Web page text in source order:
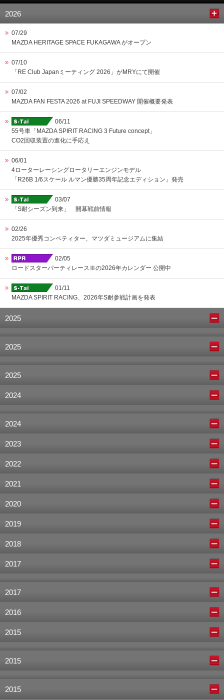
2026
07/29
MAZDA HERITAGE SPACE FUKAGAWA がオープン
07/10
「RE Club Japanミーティング 2026」がMRYにて開催
07/02
MAZDA FAN FESTA 2026 at FUJI SPEEDWAY 開催概要発表
06/11
55号車「MAZDA SPIRIT RACING 3 Future concept」
CO2回収装置の進化に手応え
06/01
4ローターレーシングロータリーエンジンモデル
「R26B 1/6スケール ルマン優勝35周年記念エディション」発売
03/07
「S耐シーズン到来」 開幕戦前情報
02/26
2025年優秀コンペティター、マツダミュージアムに集結
02/05
ロードスターパーティレースⅢの2026年カレンダー 公開中
01/11
MAZDA SPIRIT RACING、2026年S耐参戦計画を発表
2025
2025
2025
2024
2024
2023
2022
2021
2020
2019
2018
2017
2017
2016
2015
2015
2015